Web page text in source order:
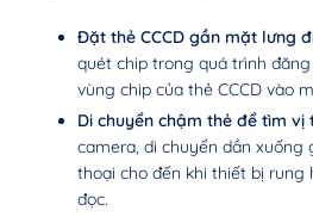
Đặt thẻ CCCD gần mặt lưng
quét chip trong quá trình
vùng chip của thẻ CCCD vào
Di chuyển chậm thẻ để tìm vị
camera, di chuyển dần xuống
thoại cho đến khi thiết bị rung
đọc.